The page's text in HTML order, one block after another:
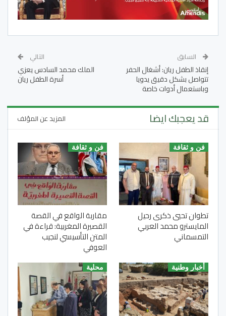
السابق
إنقاذ الطفل ريان: أشغال الحفر
تتواصل بشكل دقيق يدويا
وباستعمال أدوات خاصة
التالي
الملك محمد السادس يعزي
أسرة الطفل ريان
قد يعجبك ايضا المزيد عن المؤلف
فن و ثقافة
تطوان تحيي ذكرى رحيل
المايسترو محمد العربي
التمسماني
فن و ثقافة
مقاربة الواقع في القصة
القصيرة المغربية: قراءة في
المتن التأسيسي لنجيب
العوفي
أخبار وطنية محلية